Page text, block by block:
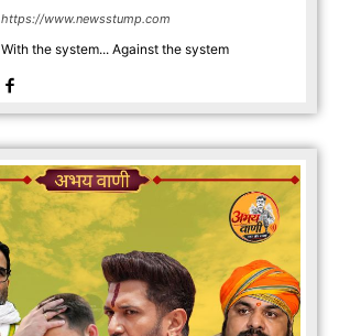
https://www.newsstump.com
With the system... Against the system